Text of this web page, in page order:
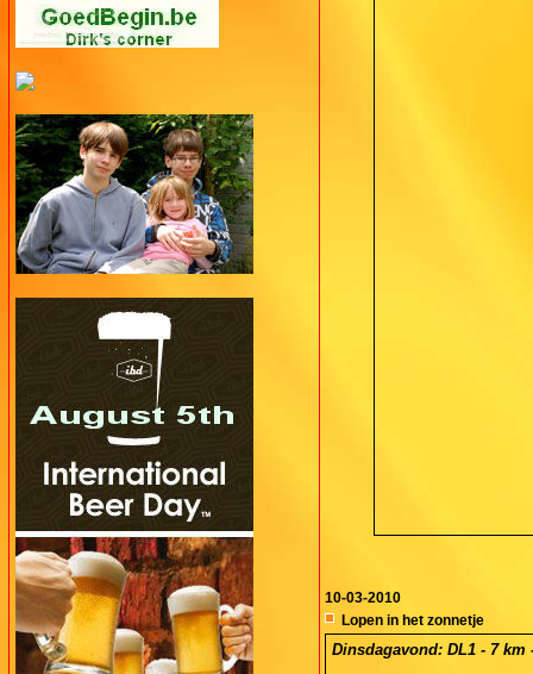
10-03-2010
Lopen in het zonnetje
Dinsdagavond: DL1 - 7 km